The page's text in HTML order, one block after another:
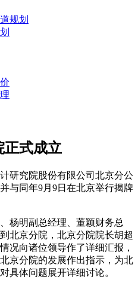
规划
正式成立
研究院股份有限公司北京分公
与同年9月9日在北京举行揭牌
杨明副总经理、董颖财务总
北京分院，北京分院院长胡超
况向诸位领导作了详细汇报，
京分院的发展作出指示，为北
具体问题展开详细讨论。